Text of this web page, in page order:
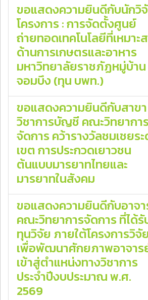
ขอแสดงความยินดีกับนักวิ
โครงการ : การจัดตั้งศูนย์
ถ่ายทอดเทคโนโลยีที่เหมาะ
ด้านการเกษตรและอาหาร
มหาวิทยาลัยราชภัฏหมู่บ้าน
จอมบึง (ทุน บพท.)
ขอแสดงความยินดีกับสาขา
วิชาการบัญชี คณะวิทยากา
จัดการ คว้ารางวัลชมเชยร
เขต การประกวดเยาวชน
ต้นแบบมารยาทไทยและ
มารยาทในสังคม
ขอแสดงความยินดีกับอาจ
คณะวิทยาการจัดการ ที่ได้รั
ทุนวิจัย ภายใต้โครงการวิจั
เพื่อพัฒนาศักยภาพอาจาร
เข้าสู่ตำแหน่งทางวิชาการ
ประจำปีงบประมาณ พ.ศ.
2569